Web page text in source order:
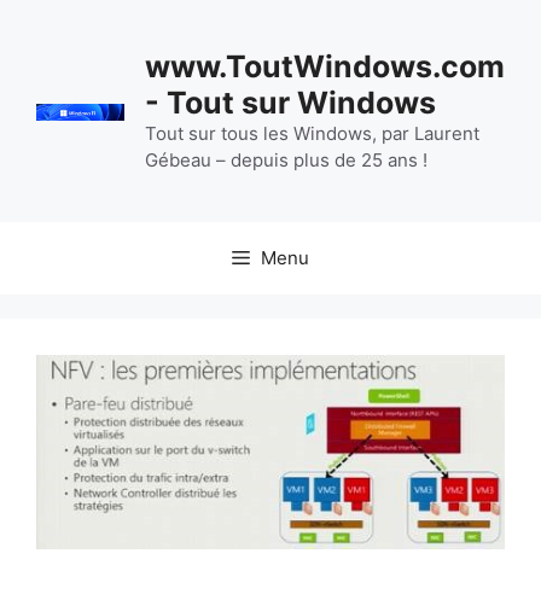
www.ToutWindows.com
- Tout sur Windows
Tout sur tous les Windows, par Laurent
Gébeau – depuis plus de 25 ans !
Menu